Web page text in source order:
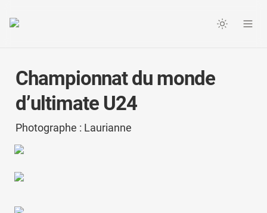
Championnat du monde
d’ultimate U24
Photographe : Laurianne